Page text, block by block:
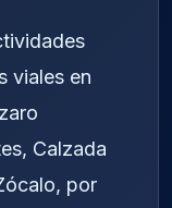
viales en
Calzada
por